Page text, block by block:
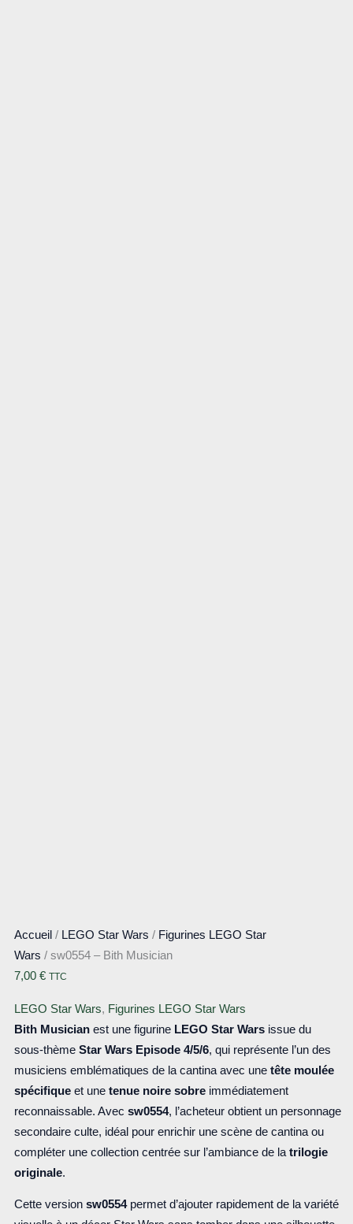
Accueil / LEGO Star Wars / Figurines LEGO Star
Wars / sw0554 – Bith Musician
7,00 € TTC
LEGO Star Wars, Figurines LEGO Star Wars
Bith Musicianest une figurine LEGO Star Warsissue du
sous-thème Star Wars Episode 4/5/6, qui représente l’un des
musiciens emblématiques de la cantina avec une tête moulée
spécifiqueet une tenue noire sobreimmédiatement
reconnaissable. Avec sw0554, l’acheteur obtient un personnage
secondaire culte, idéal pour enrichir une scène de cantina ou
compléter une collection centrée sur l’ambiance de la trilogie
originale.
Cette version sw0554permet d’ajouter rapidement de la variété